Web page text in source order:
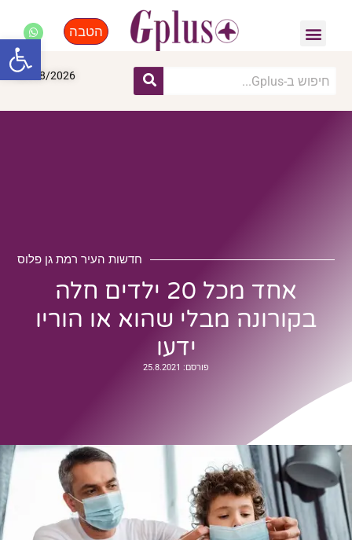
הטבה
08/08/2026
חדשות העיר רמת גן פלוס
אחד מכל 20 ילדים חלה
בקורונה מבלי שהוא או הוריו
ידעו
פורסם: 25.8.2021
פתח